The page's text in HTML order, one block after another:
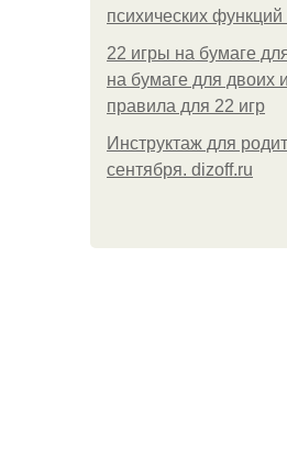
психических
22 игры на бумаге
на бумаге для двоих
правила для 22 игр
Инструктаж для
сентября. dizoff.ru